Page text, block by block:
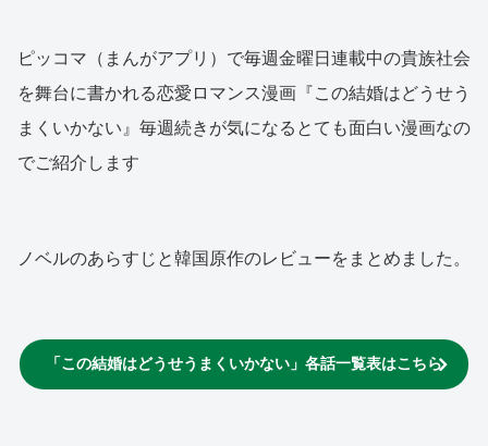
ピッコマ（まんがアプリ）で毎週金曜日連載中の貴族社会
を舞台に書かれる恋愛ロマンス漫画『この結婚はどうせう
まくいかない』毎週続きが気になるとても面白い漫画なの
でご紹介します
ノベルのあらすじと韓国原作のレビューをまとめました。
「この結婚はどうせうまくいかない」各話一覧表はこちら